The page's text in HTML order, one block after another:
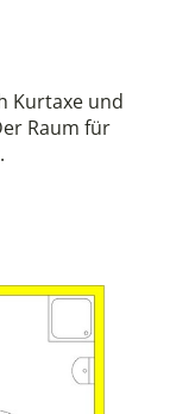
Kurtaxe und
Raum für